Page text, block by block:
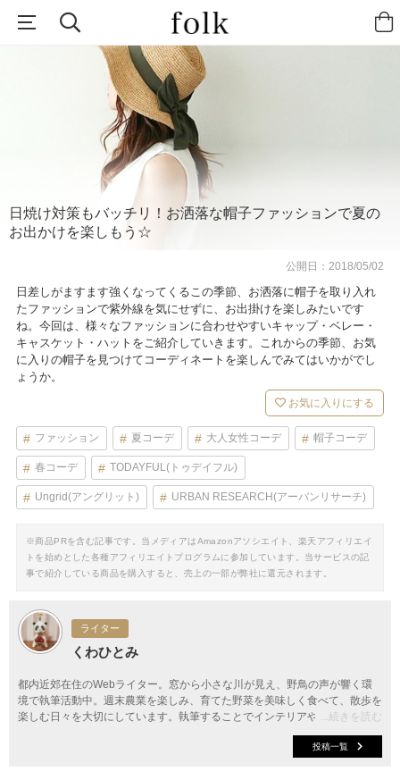
日焼け対策もバッチリ！お洒落な帽子ファッションで夏の
お出かけを楽しもう☆
公開日：2018/05/02
日差しがますます強くなってくるこの季節、お洒落に帽子を取り入れ
たファッションで紫外線を気にせずに、お出掛けを楽しみたいです
ね。今回は、様々なファッションに合わせやすいキャップ・ベレー・
キャスケット・ハットをご紹介していきます。これからの季節、お気
に入りの帽子を見つけてコーディネートを楽しんでみてはいかがでし
ょうか。
お気に入りにする
ファッション 夏コーデ 大人女性コーデ 帽子コーデ
春コーデ TODAYFUL(トゥデイフル)
Ungrid(アングリット) URBAN RESEARCH(アーバンリサーチ)
※商品PRを含む記事です。当メディアはAmazonアソシエイト、楽天アフィリエイ
トを始めとした各種アフィリエイトプログラムに参加しています。当サービスの記
事で紹介している商品を購入すると、売上の一部が弊社に還元されます。
ライター
くわひとみ
...続きを読む
都内近郊在住のWebライター。窓から小さな川が見え、野鳥の声が響く環
境で執筆活動中。週末農業を楽しみ、育てた野菜を美味しく食べて、散歩を
楽しむ日々を大切にしています。執筆することでインテリアやファッショ
ン、料理など、新しい情報やアイデアを知り、お伝えできることに幸せを感
投稿一覧